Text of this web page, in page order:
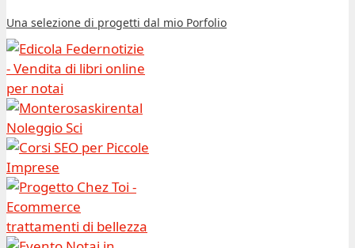
Una selezione di progetti dal mio Porfolio